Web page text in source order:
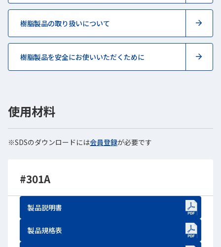
樹脂製品の取り扱いについて
樹脂製品を安全にお使いいただくために
使用材料
※SDSのダウンロードには会員登録新しいWindowで開きます
が必要です
#301A
製品説明書
新しいWindowで開きます
製品規格表
新しいWindowで開きます